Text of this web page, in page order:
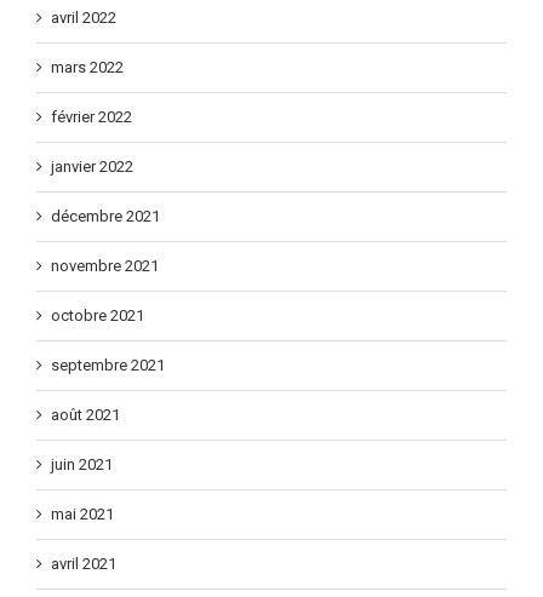
avril 2022
mars 2022
février 2022
janvier 2022
décembre 2021
novembre 2021
octobre 2021
septembre 2021
août 2021
juin 2021
mai 2021
avril 2021